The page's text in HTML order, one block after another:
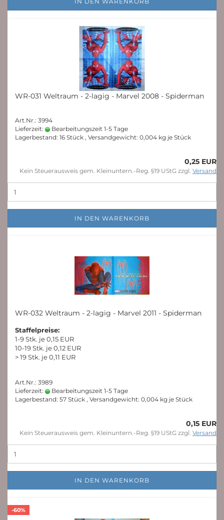
WR-031 Weltraum - 2-lagig - Marvel 2008 - Spiderman
Art.Nr.: 3994
Lieferzeit:
Bearbeitungszeit 1-5 Tage
Lagerbestand: 16 Stück , Versandgewicht: 0,004 kg je Stück
0,25 EUR
Kein Steuerausweis gem. Kleinuntern.-Reg. §19 UStG zzgl. Versand
IN DEN WARENKORB
WR-032 Weltraum - 2-lagig - Marvel 2011 - Spiderman
Staffelpreise:
1-9 Stk. je 0,15 EUR
10-19 Stk. je 0,12 EUR
> 19 Stk. je 0,11 EUR
Art.Nr.: 3989
Lieferzeit:
Bearbeitungszeit 1-5 Tage
Lagerbestand: 57 Stück , Versandgewicht: 0,004 kg je Stück
0,15 EUR
Kein Steuerausweis gem. Kleinuntern.-Reg. §19 UStG zzgl. Versand
IN DEN WARENKORB
-60%